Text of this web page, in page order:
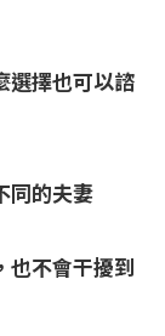
選擇也可以諮
同的夫妻
也不會干擾到